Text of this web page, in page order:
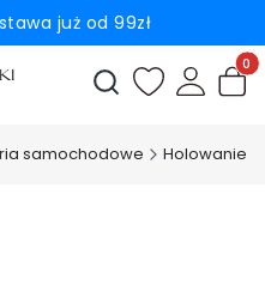
już od 99zł
wybrane produkty
Otwórz
samochodowe Holowanie